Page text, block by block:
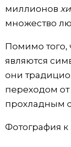
миллионов
множество
Помимо того,
являются
они
переходом
прохладным
Фотография к